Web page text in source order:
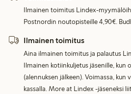
Ilmainen toimitus Lindex-
Postnordin noutopisteille 4,90€.
Ilmainen toimitus
Aina ilmainen toimitus ja palautus
Ilmainen kotiinkuljetus jäsenille, kun
(alennuksen jälkeen). Voimassa,
kassalla. More at Lindex -jäseneksi